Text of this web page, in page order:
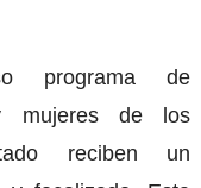
programa de
y mujeres de los
reciben un